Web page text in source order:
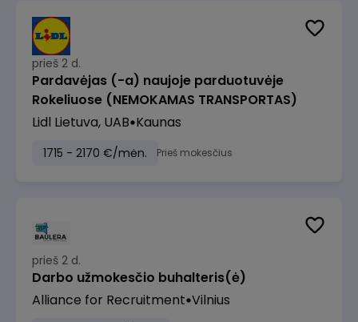
prieš 2 d.
Pardavėjas (-a) naujoje parduotuvėje
Rokeliuose (NEMOKAMAS TRANSPORTAS)
Lidl Lietuva, UAB Kaunas
1715 - 2170 €/mėn. Prieš mokesčius
prieš 2 d.
Darbo užmokesčio buhalteris(ė)
Alliance for Recruitment Vilnius